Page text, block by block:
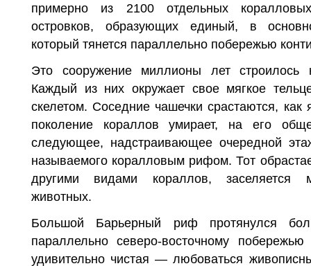
примерно из 2100 отдельных
островков, обра­зующих единый, в
который тянется параллельно по­бережью
Это сооружение миллионы лет строилось
Каждый из них окружает свое мягкое
скелетом. Соседние чашечки срастаются, как
поколение кораллов умирает, на его
следующее, надстраивающее очередной
называемого коралловым рифом. Тот
другими видами кораллов, заселяется
животных.
Большой Барьерный риф протянулся
параллельно севе­ро-восточному
удивительно чистая — любовать­ся